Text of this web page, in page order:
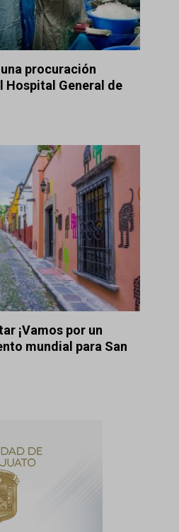
procuración
Hospital General de
¡Vamos por un
mundial para San